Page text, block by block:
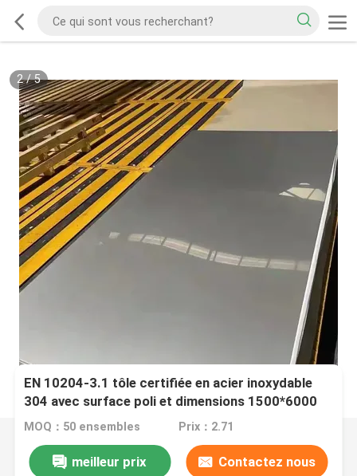
3/5
EN 10204-3.1 tôle certifiée en acier inoxydable
304 avec surface poli et dimensions 1500*6000
mm
MOQ：50 ensembles Prix：2.71
meilleur prix Contactez nous